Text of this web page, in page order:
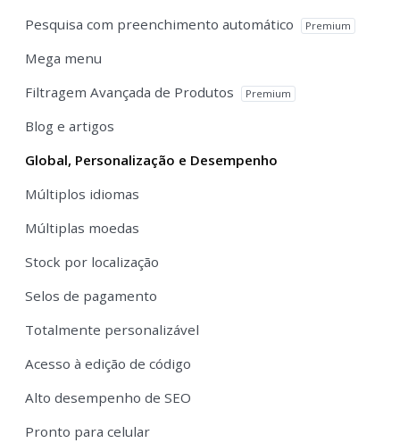
Pesquisa com preenchimento automático
Premium
Mega menu
Filtragem Avançada de Produtos
Premium
Blog e artigos
Global, Personalização e Desempenho
Múltiplos idiomas
Múltiplas moedas
Stock por localização
Selos de pagamento
Totalmente personalizável
Acesso à edição de código
Alto desempenho de SEO
Pronto para celular